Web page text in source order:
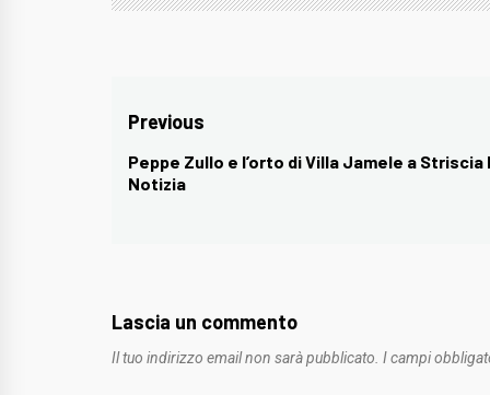
Navigazione
articoli
Previous
Previous
post:
Peppe Zullo e l’orto di Villa Jamele a Striscia
Notizia
Lascia un commento
Il tuo indirizzo email non sarà pubblicato. I campi